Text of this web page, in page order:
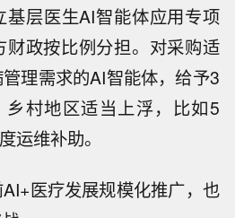
层医生AI智能体应用专项
政按比例分担。对采购适
理需求的AI智能体，给予3
乡村地区适当上浮，比如5
运维补助。
医疗发展规模化推广，也